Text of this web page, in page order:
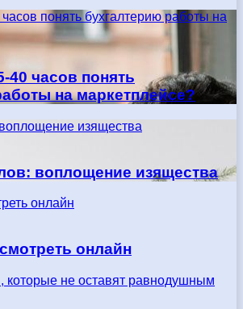
понять бухгалтерию работы на
40 часов понять
на маркетплейсе?
изящества
воплощение изящества
онлайн
онлайн
которые не оставят равнодушным